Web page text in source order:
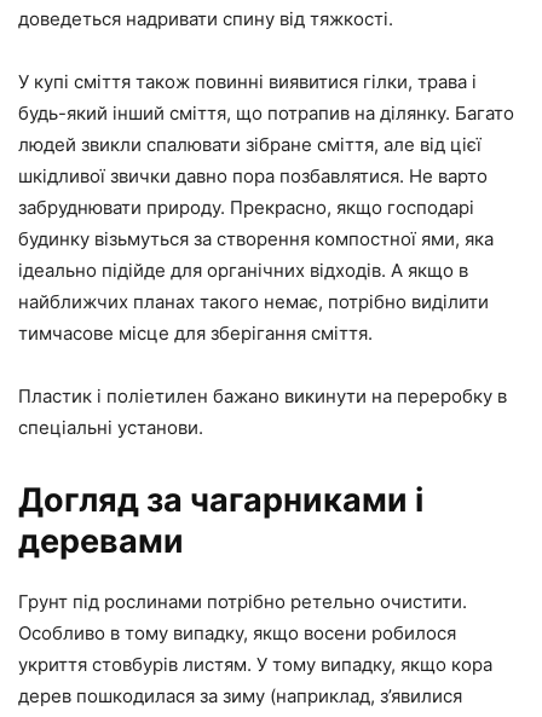
доведеться надривати спину від тяжкості.
У купі сміття також повинні виявитися гілки, трава і
будь-який інший сміття, що потрапив на ділянку. Багато
людей звикли спалювати зібране сміття, але від цієї
шкідливої звички давно пора позбавлятися. Не варто
забруднювати природу. Прекрасно, якщо господарі
будинку візьмуться за створення компостної ями, яка
ідеально підійде для органічних відходів. А якщо в
найближчих планах такого немає, потрібно виділити
тимчасове місце для зберігання сміття.
Пластик і поліетилен бажано викинути на переробку в
спеціальні установи.
Догляд за чагарниками і
деревами
Грунт під рослинами потрібно ретельно очистити.
Особливо в тому випадку, якщо восени робилося
укриття стовбурів листям. У тому випадку, якщо кора
дерев пошкодилася за зиму (наприклад, з’явилися